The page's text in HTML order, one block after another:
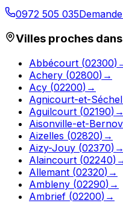
0972 505 035
Villes proches
Abbécourt (02300)
Achery (02800) →
Acy (02200) →
Agnicourt-et-
Aguilcourt (02190) →
Aisonville-et-
Aizelles (02820) →
Aizy-Jouy (02370) →
Alaincourt (02240)
Allemant (02320) →
Ambleny (02290) →
Ambrief (02200) →